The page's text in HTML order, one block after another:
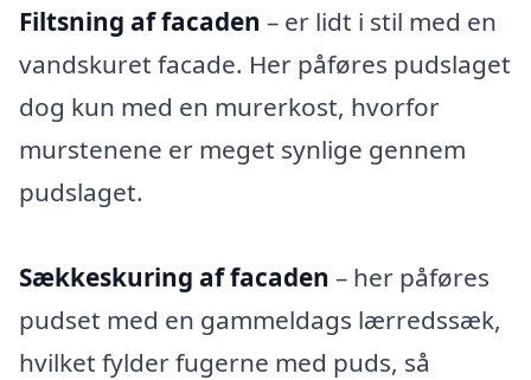
Filtsning af facaden – er lidt i stil med en
vandskuret facade. Her påføres pudslaget
dog kun med en murerkost, hvorfor
murstenene er meget synlige gennem
pudslaget.
Sækkeskuring af facaden – her påføres
pudset med en gammeldags lærredssæk,
hvilket fylder fugerne med puds, så